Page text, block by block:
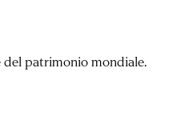
patrimonio mondiale.